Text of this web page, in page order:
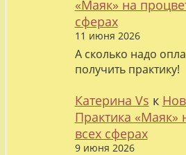
«Маяк» на
сферах
11 июня 2026
А сколько надо
получить практику!
Катерина Vs к
Практика «Маяк»
всех сферах
9 июня 2026